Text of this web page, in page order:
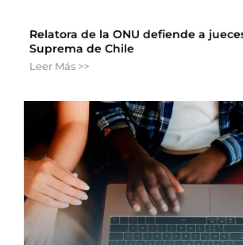
Relatora de la ONU defiende a
Suprema de Chile
Leer Más >>